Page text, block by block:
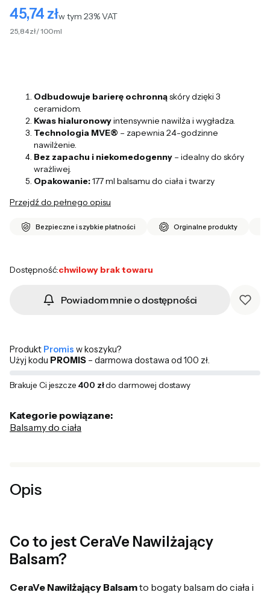
Cena
45,74 złw tym 23% VAT
w tym 23%VAT
25,84 zł / 100ml
Odbudowuje barierę ochronnąskóry dzięki 3
ceramidom.
Kwas hialuronowyintensywnie nawilża i wygładza.
Technologia MVE® – zapewnia 24-godzinne
nawilżenie.
Bez zapachu i niekomedogenny – idealny do skóry
wrażliwej.
Opakowanie:177 ml balsamu do ciała i twarzy
Przejdź do pełnego opisu
Bezpieczne i szybkie płatności Orginalne produkty
Dostępność:chwilowy brak towaru
Powiadom mnie o dostępności
Produkt Promis w koszyku?
Użyj kodu PROMIS – darmowa dostawa od 100 zł.
Brakuje Ci jeszcze 400 złdo darmowej dostawy
Kategorie powiązane:
Balsamy do ciała
Opis
Co to jest CeraVe Nawilżający
Balsam?
CeraVe Nawilżający Balsamto bogaty balsam do ciała i